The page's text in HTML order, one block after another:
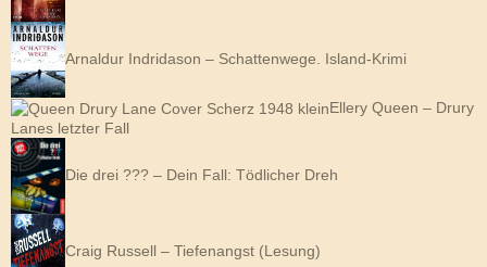
Arnaldur Indridason – Schattenwege. Island-Krimi
Ellery Queen – Drury
Lanes letzter Fall
Die drei ??? – Dein Fall: Tödlicher Dreh
Craig Russell – Tiefenangst (Lesung)